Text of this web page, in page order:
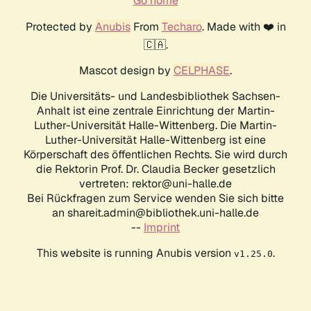
Protected by AnubisFrom Techaro. Made with ❤️ in
🇨🇦.
Mascot design by CELPHASE.
Die Universitäts- und Landesbibliothek Sachsen-
Anhalt ist eine zentrale Einrichtung der Martin-
Luther-Universität Halle-Wittenberg. Die Martin-
Luther-Universität Halle-Wittenberg ist eine
Körperschaft des öffentlichen Rechts. Sie wird durch
die Rektorin Prof. Dr. Claudia Becker gesetzlich
vertreten: rektor@uni-halle.de
Bei Rückfragen zum Service wenden Sie sich bitte
an shareit.admin@bibliothek.uni-halle.de
-- Imprint
This website is running Anubis version v1.25.0.